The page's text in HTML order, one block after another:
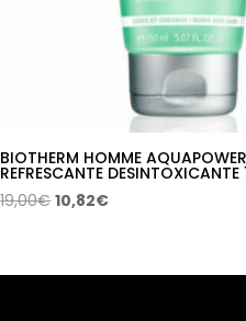
BIOTHERM HOMME
REFRESCANTE DESINTOXICANTE
19,00€El
era:
10,82€El
es: